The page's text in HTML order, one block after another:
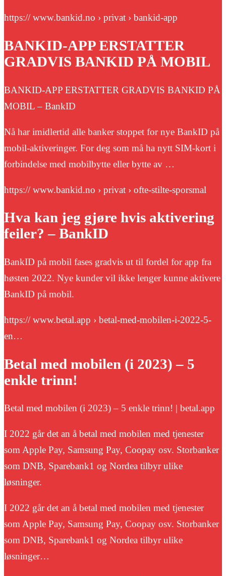
https:// www.bankid.no › privat › bankid-app
BANKID-APP ERSTATTER
GRADVIS BANKID PÅ MOBIL
BANKID-APP ERSTATTER GRADVIS BANKID PÅ
MOBIL – BankID
Nå har imidlertid alle banker stoppet for nye BankID på
mobil-aktiveringer. For deg som må ha nytt SIM-kort i
forbindelse med mobilbytte eller bytte av …
https:// www.bankid.no › privat › ofte-stilte-sporsmal
Hva kan jeg gjøre hvis aktivering
feiler? – BankID
BankID på mobil fases gradvis ut til fordel for app fra
høsten 2022. Nye kunder vil ikke lenger kunne aktivere
BankID på mobil.
https:// www.betal.app › betal-med-mobilen-i-2022-5-
en…
Betal med mobilen (i 2023) – 5
enkle trinn!
Betal med mobilen (i 2023) – 5 enkle trinn! | betal.app
I 2022 går det an å betal med mobilen med tjenester
som Apple Pay, Samsung Pay, Coopay osv. Storbanker
som DNB, Sparebank1 og Nordea tilbyr ulike
løsninger.
I 2022 går det an å betal med mobilen med tjenester
som Apple Pay, Samsung Pay, Coopay osv. Storbanker
som DNB, Sparebank1 og Nordea tilbyr ulike
løsninger…